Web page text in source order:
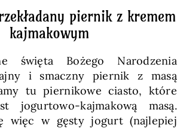
piernik z kremem
kajmakowym
święta Bożego Narodzenia
i smaczny piernik z masą
tu piernikowe ciasto, które
jogurtowo-kajmakową masą.
więc w gęsty jogurt (najlepiej